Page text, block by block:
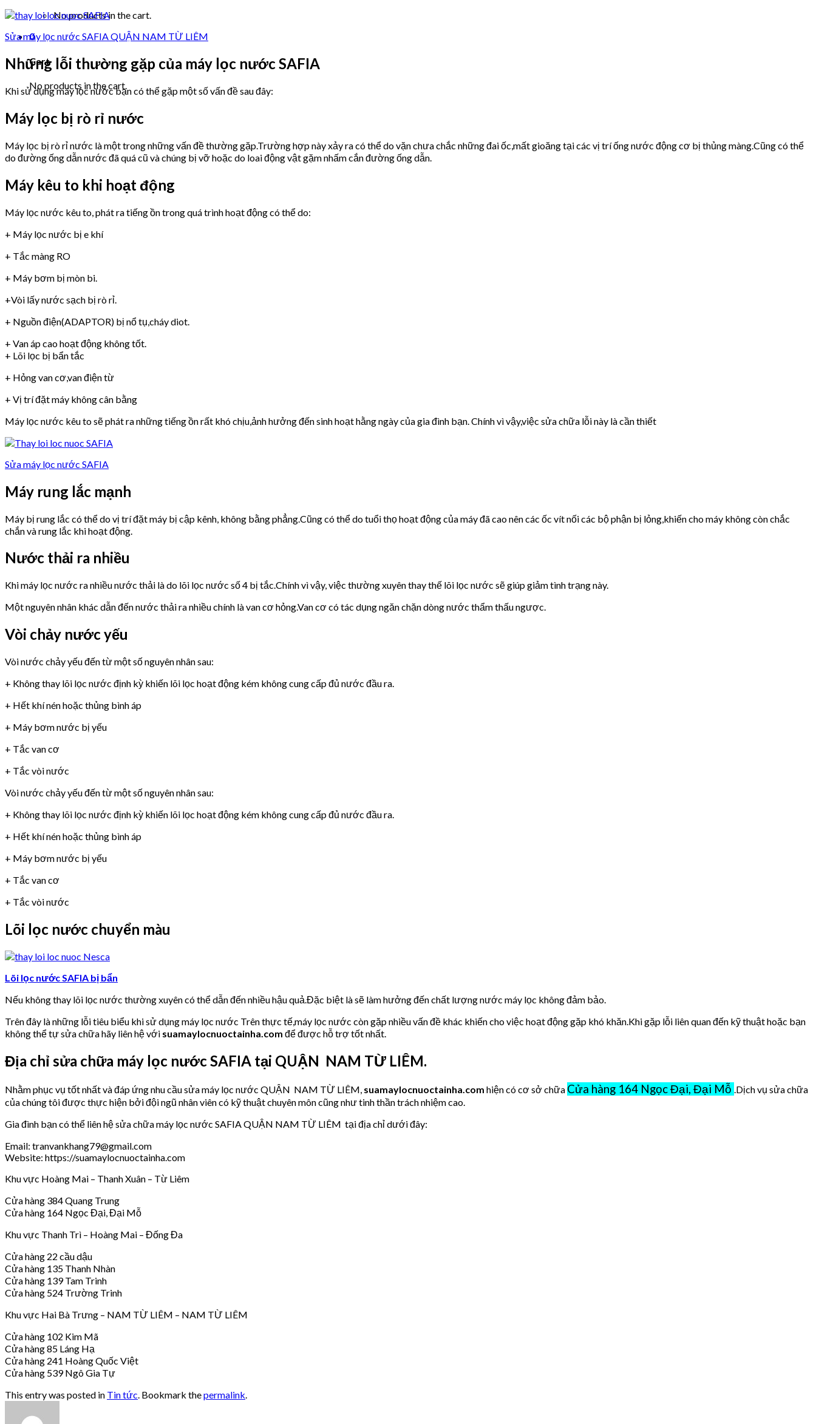
No products in the cart.
0
Cart
No products in the cart.
Sửa máy lọc nước SAFIA QUẬN NAM TỪ LIÊM
Những lỗi thường gặp của máy lọc nước SAFIA
Khi sử dụng máy lọc nước bạn có thể gặp một số vấn đề sau đây:
Máy lọc bị rò rỉ nước
Máy lọc bị rò rỉ nước là một trong những vấn đề thường gặp.Trường hợp này xảy ra có thể do vặn chưa chắc những đai ốc,mất gioăng tại các vị trí ống nước động cơ bị thủng màng.Cũng có thể
do đường ống dẫn nước đã quá cũ và chúng bị vỡ hoặc do loai động vật gặm nhấm cắn đường ống dẫn.
Máy kêu to khi hoạt động
Máy lọc nước kêu to, phát ra tiếng ồn trong quá trình hoạt động có thể do:
+ Máy lọc nước bị e khí
+ Tắc màng RO
+ Máy bơm bị mòn bi.
+Vòi lấy nước sạch bị rò rỉ.
+ Nguồn điện(ADAPTOR) bị nổ tụ,cháy diot.
+ Van áp cao hoạt động không tốt.
+ Lõi lọc bị bẩn tắc
+ Hỏng van cơ,van điện từ
+ Vị trí đặt máy không cân bằng
Máy lọc nước kêu to sẽ phát ra những tiếng ồn rất khó chịu,ảnh hưởng đến sinh hoạt hằng ngày của gia đình bạn. Chính vì vậy,việc sửa chữa lỗi này là cần thiết
Sửa máy lọc nước SAFIA
Máy rung lắc mạnh
Máy bị rung lắc có thể do vị trí đặt máy bị cập kênh, không bằng phẳng.Cũng có thể do tuổi thọ hoạt động của máy đã cao nên các ốc vít nối các bộ phận bị lỏng,khiến cho máy không còn chắc
chắn và rung lắc khi hoạt động.
Nước thải ra nhiều
Khi máy lọc nước ra nhiều nước thải là do lõi lọc nước số 4 bị tắc.Chính vì vậy, việc thường xuyên thay thế lõi lọc nước sẽ giúp giảm tình trạng này.
Một nguyên nhân khác dẫn đến nước thải ra nhiều chính là van cơ hỏng.Van cơ có tác dụng ngăn chặn dòng nước thẩm thấu ngược.
Vòi chảy nước yếu
Vòi nước chảy yếu đến từ một số nguyên nhân sau:
+ Không thay lõi lọc nước định kỳ khiến lõi lọc hoạt động kém không cung cấp đủ nước đầu ra.
+ Hết khí nén hoặc thủng bình áp
+ Máy bơm nước bị yếu
+ Tắc van cơ
+ Tắc vòi nước
Vòi nước chảy yếu đến từ một số nguyên nhân sau:
+ Không thay lõi lọc nước định kỳ khiến lõi lọc hoạt động kém không cung cấp đủ nước đầu ra.
+ Hết khí nén hoặc thủng bình áp
+ Máy bơm nước bị yếu
+ Tắc van cơ
+ Tắc vòi nước
Lõi lọc nước chuyển màu
Lõi lọc nước SAFIA bị bẩn
Nếu không thay lõi lọc nước thường xuyên có thể dẫn đến nhiều hậu quả.Đặc biệt là sẽ làm hưởng đến chất lượng nước máy lọc không đảm bảo.
Trên đây là những lỗi tiêu biểu khi sử dụng máy lọc nước Trên thực tế,máy lọc nước còn gặp nhiều vấn đề khác khiến cho việc hoạt động gặp khó khăn.Khi gặp lỗi liên quan đến kỹ thuật hoặc bạn
không thể tự sửa chữa hãy liên hệ với suamaylocnuoctainha.com để được hỗ trợ tốt nhất.
Địa chỉ sửa chữa máy lọc nước SAFIA tại QUẬN NAM TỪ LIÊM.
Nhằm phục vụ tốt nhất và đáp ứng nhu cầu sửa máy lọc nước QUẬN NAM TỪ LIÊM, suamaylocnuoctainha.com hiện có cơ sở chữa Cửa hàng 164 Ngọc Đại, Đại Mỗ .Dịch vụ sửa chữa
của chúng tôi được thực hiện bởi đội ngũ nhân viên có kỹ thuật chuyên môn cũng như tinh thần trách nhiệm cao.
Gia đình bạn có thể liên hệ sửa chữa máy lọc nước SAFIA QUẬN NAM TỪ LIÊM tại địa chỉ dưới đây:
Email: tranvankhang79@gmail.com
Website: https://suamaylocnuoctainha.com
Khu vực Hoàng Mai – Thanh Xuân – Từ Liêm
Cửa hàng 384 Quang Trung
Cửa hàng 164 Ngọc Đại, Đại Mỗ
Khu vực Thanh Trì – Hoàng Mai – Đống Đa
Cửa hàng 22 cầu dậu
Cửa hàng 135 Thanh Nhàn
Cửa hàng 139 Tam Trinh
Cửa hàng 524 Trường Trinh
Khu vực Hai Bà Trưng – NAM TỪ LIÊM – NAM TỪ LIÊM
Cửa hàng 102 Kim Mã
Cửa hàng 85 Láng Hạ
Cửa hàng 241 Hoàng Quốc Việt
Cửa hàng 539 Ngô Gia Tự
This entry was posted in Tin tức . Bookmark thepermalink